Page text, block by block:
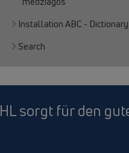
Installation ABC - Dictionary
Search
HL sorgt für den